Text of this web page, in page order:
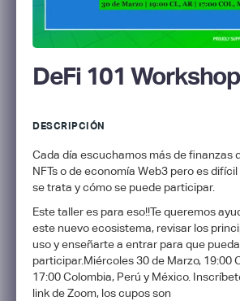
DeFi 101 Workshop
DESCRIPCIÓN
Cada día escuchamos más de finanzas
NFTs o de economía Web3 pero es
se trata y cómo se puede participar.
Este taller es para eso!!Te queremos
este nuevo ecosistema, revisar los
uso y enseñarte a entrar para que
participar.Miércoles 30 de Marzo, 19:00
17:00 Colombia, Perú y México.
link de Zoom, los cupos son